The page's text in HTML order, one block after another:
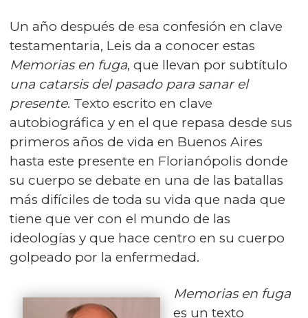
Un año después de esa confesión en clave
testamentaria, Leis da a conocer estas
Memorias en fuga, que llevan por subtítulo
una catarsis del pasado para sanar el
presente. Texto escrito en clave
autobiográfica y en el que repasa desde sus
primeros años de vida en Buenos Aires
hasta este presente en Florianópolis donde
su cuerpo se debate en una de las batallas
más difíciles de toda su vida que nada que
tiene que ver con el mundo de las
ideologías y que hace centro en su cuerpo
golpeado por la enfermedad.
Memorias en fuga
es un texto